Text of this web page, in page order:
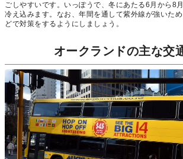
ごしやすいです。いっぽうで、冬にあたる6月から8
冷え込みます。なお、年間を通して紫外線が強いた
どで対策をするようにしましょう。
オークランドの主な交